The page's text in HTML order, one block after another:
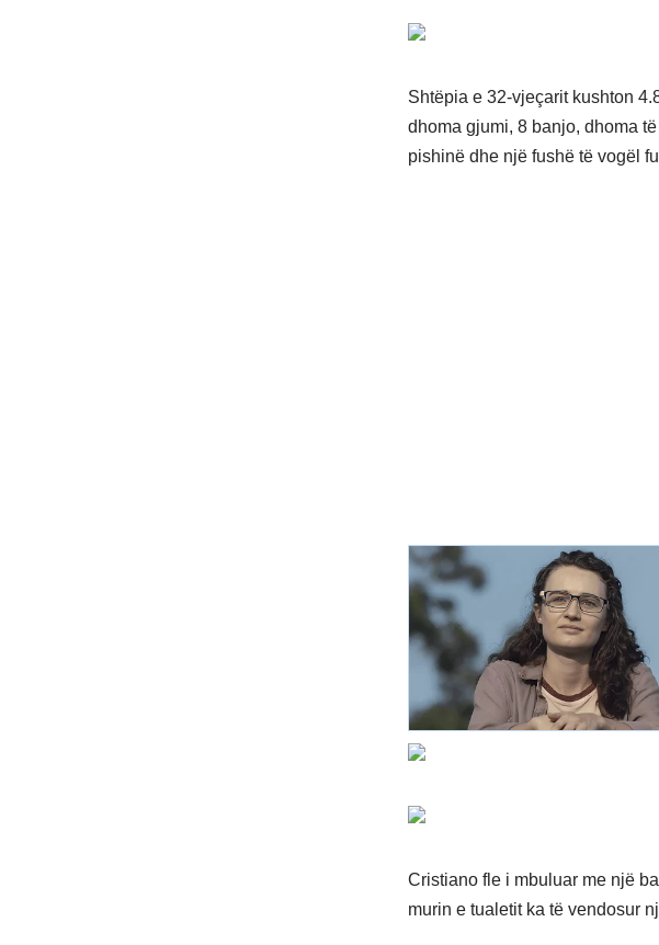
Shtëpia e 32-vjeçarit kushton
dhoma gjumi, 8 banjo, dhoma
pishinë dhe një fushë të vogël
Cristiano fle i mbuluar me një
murin e tualetit ka të vendosur